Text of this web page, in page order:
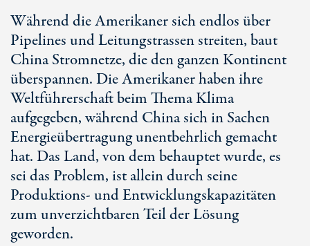
Während die Amerikaner sich endlos über
Pipelines und Leitungstrassen streiten, baut
China Stromnetze, die den ganzen Kontinent
überspannen. Die Amerikaner haben ihre
Weltführerschaft beim Thema Klima
aufgegeben, während China sich in Sachen
Energieübertragung unentbehrlich gemacht
hat. Das Land, von dem behauptet wurde, es
sei das Problem, ist allein durch seine
Produktions- und Entwicklungskapazitäten
zum unverzichtbaren Teil der Lösung
geworden.